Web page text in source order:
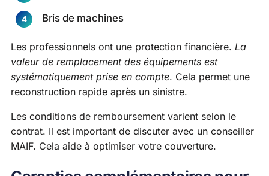
Bris de machines
Les professionnels ont une protection financière. La
valeur de remplacement des équipements est
systématiquement prise en compte. Cela permet une
reconstruction rapide après un sinistre.
Les conditions de remboursement varient selon le
contrat. Il est important de discuter avec un conseiller
MAIF. Cela aide à optimiser votre couverture.